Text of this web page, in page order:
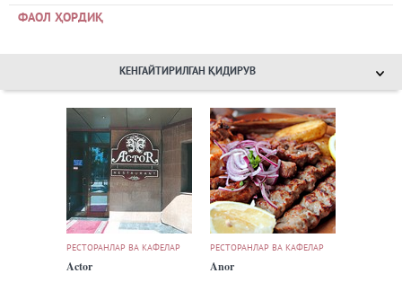
ФАОЛ ҲОРДИҚ
КЕНГАЙТИРИЛГАН ҚИДИРУВ
РЕСТОРАНЛАР ВА КАФЕЛАР
Actor
РЕСТОРАНЛАР ВА КАФЕЛАР
Anor